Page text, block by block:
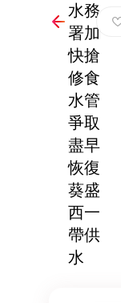
水務
署加
快搶
修食
水管
爭取
盡早
恢復
葵盛
西一
帶供
水